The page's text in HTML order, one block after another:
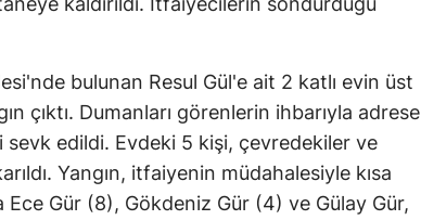
bulunan Resul Gül'e ait 2 katlı evin üst
çıktı. Dumanları görenlerin ihbarıyla adrese
sevk edildi. Evdeki 5 kişi, çevredekiler ve
Yangın, itfaiyenin müdahalesiyle kısa
Ece Gür (8), Gökdeniz Gür (4) ve Gülay Gür,